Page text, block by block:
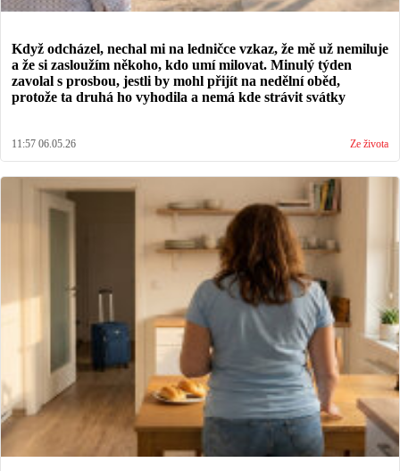
Když odcházel, nechal mi na ledničce vzkaz, že mě už nemiluje
a že si zasloužím někoho, kdo umí milovat. Minulý týden
zavolal s prosbou, jestli by mohl přijít na nedělní oběd,
protože ta druhá ho vyhodila a nemá kde strávit svátky
11:57 06.05.26 Ze života